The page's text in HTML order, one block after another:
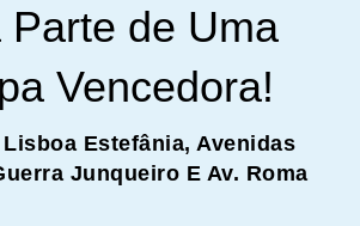
Parte de Uma
Vencedora!
Estefânia, Avenidas
Junqueiro E Av. Roma